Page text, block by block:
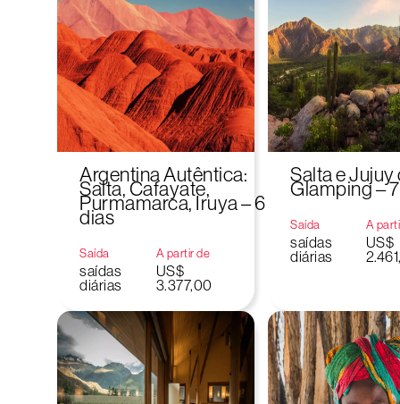
Argentina Autêntica:
Salta, Cafayate,
Purmamarca, Iruya – 6
dias
Saída
saídas
diárias
A partir de
US$
3.377,00
Salta e Jujuy
Glamping –
Saída
saídas
diárias
A
US$